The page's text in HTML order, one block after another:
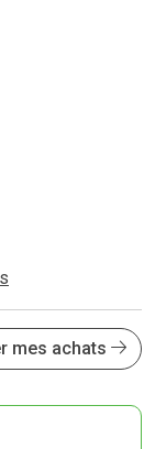
mes achats